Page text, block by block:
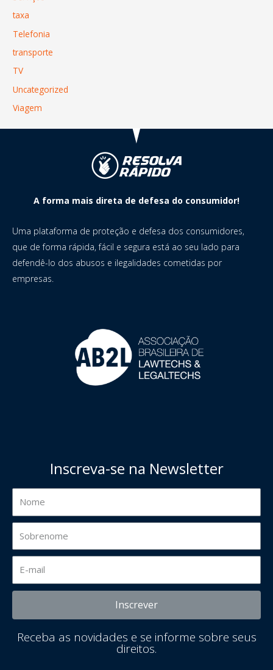
taxa
Telefonia
transporte
TV
Uncategorized
Viagem
A forma mais direta de defesa do consumidor!
Uma plataforma de proteção e defesa dos consumidores,
que de forma rápida, fácil e segura está ao seu lado para
defendê-lo dos abusos e ilegalidades cometidas por
empresas.
Inscreva-se na Newsletter
Inscrever
Receba as novidades e se informe sobre seus
direitos.